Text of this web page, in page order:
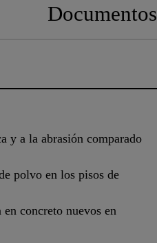
Documentos
y a la abrasión comparado
polvo en los pisos de
en concreto nuevos en